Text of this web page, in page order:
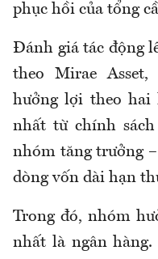
phục hồi của tổng
Đánh giá tác động
theo Mirae
hưởng lợi theo hai
nhất từ chính
nhóm tăng trưởng
dòng vốn dài hạn
Trong đó, nhóm
nhất là ngân